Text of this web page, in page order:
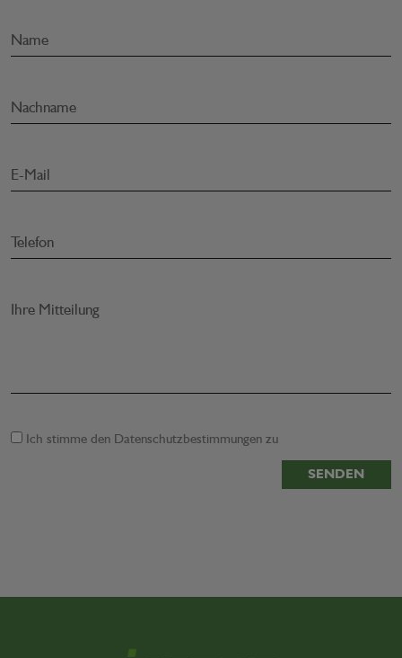
Name
Nachname
E-Mail
Telefon
Ihre Mitteilung
Ich stimme den Datenschutzbestimmungen zu
SENDEN